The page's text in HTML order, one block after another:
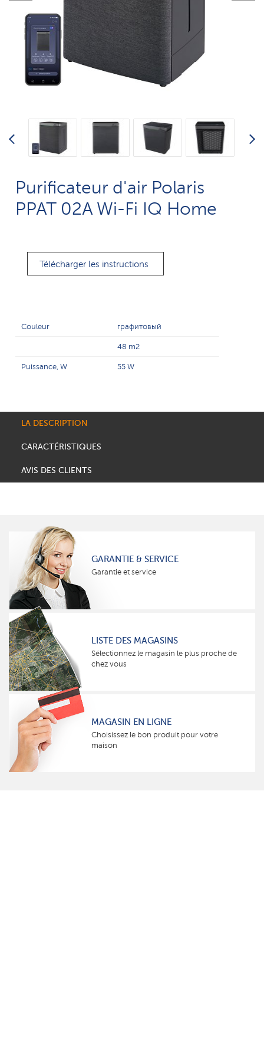
Purificateur d'air Polaris
PPAT 02A Wi-Fi IQ Home
Télécharger les instructions
Couleur графитовый
48 m2
Puissance, W 55 W
LA DESCRIPTION
CARACTÉRISTIQUES
AVIS DES CLIENTS
GARANTIE & SERVICE
Garantie et service
LISTE DES MAGASINS
Sélectionnez le magasin le plus proche de
chez vous
MAGASIN EN LIGNE
Choisissez le bon produit pour votre
maison